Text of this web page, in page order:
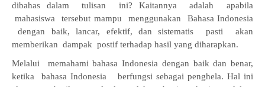
dibahas dalam tulisan ini? Kaitannya adalah apabila
mahasiswa tersebut mampu menggunakan Bahasa Indonesia
dengan baik, lancar, efektif, dan sistematis pasti akan
memberikan dampak postif terhadap hasil yang diharapkan.
Melalui memahami bahasa Indonesia dengan baik dan benar,
ketika bahasa Indonesia berfungsi sebagai penghela. Hal ini